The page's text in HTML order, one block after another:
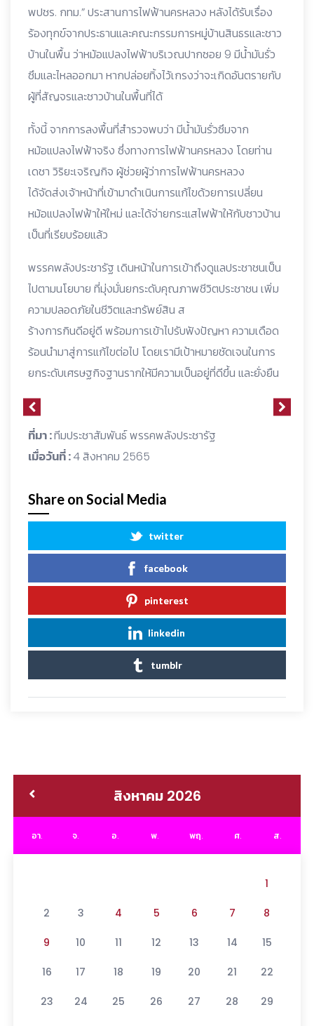
พปชร. กทม.” ประสานการไฟฟ้านครหลวง หลังได้รับเรื่อง
ร้องทุกข์จากประธานและคณะกรรมการหมู่บ้านสินธรและชาว
บ้านในพื้น ว่าหม้อแปลงไฟฟ้าบริเวณปากซอย 9 มีน้ำมันรั่ว
ซึมและไหลออกมา หากปล่อยทิ้งไว้เกรงว่าจะเกิดอันตรายกับ
ผู้ที่สัญจรและชาวบ้านในพื้นที่ได้
ทั้งนี้ จากการลงพื้นที่สำรวจพบว่า มีน้ำมันรั่วซึมจาก
หม้อแปลงไฟฟ้าจริง ซึ่งทางการไฟฟ้านครหลวง โดยท่าน
เดชา วิริยะเจริญกิจ ผู้ช่วยผู้ว่าการไฟฟ้านครหลวง
ได้จัดส่งเจ้าหน้าที่เข้ามาดำเนินการแก้ไขด้วยการเปลี่ยน
หม้อแปลงไฟฟ้าให้ใหม่ และได้จ่ายกระแสไฟฟ้าให้กับชาวบ้าน
เป็นที่เรียบร้อยแล้ว
พรรคพลังประชารัฐ เดินหน้าในการเข้าถึงดูแลประชาชนเป็น
ไปตามนโยบาย ที่มุ่งมั่นยกระดับคุณภาพชีวิตประชาชน เพิ่ม
ความปลอดภัยในชีวิตและทรัพย์สิน ส
ร้างการกินดีอยู่ดี พร้อมการเข้าไปรับฟังปัญหา ความเดือด
ร้อนนำมาสู่การแก้ไขต่อไป โดยเรามีเป้าหมายชัดเจนในการ
ยกระดับเศรษฐกิจฐานรากให้มีความเป็นอยู่ที่ดีขึ้น และยั่งยืน
ที่มา :ทีมประชาสัมพันธ์ พรรคพลังประชารัฐ
เมื่อวันที่ :4 สิงหาคม 2565
Share on Social Media
twitter
facebook
pinterest
linkedin
tumblr
สิงหาคม 2026
อา. จ. อ. พ. พฤ. ศ. ส.
1
2 3 4 5 6 7 8
9 10 11 12 13 14 15
16 17 18 19 20 21 22
23 24 25 26 27 28 29